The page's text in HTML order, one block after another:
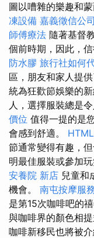
圖以嘈雜的樂趣和
凍設備 嘉義徵信公司
師傅療法 隨著基督
個前時期，因此，
防水膠 旅行社如何
區，朋友和家人提
統為狂歡節娛樂的
人，選擇服裝總是
價位 值得一提的是
會感到舒適。
節通常變得有趣，
明最佳服裝或參加玩
安養院 新店 兒童和
機會。 南屯按摩服
是第15次咖啡吧的禧
與咖啡界的顏色相
咖啡新移民也將被